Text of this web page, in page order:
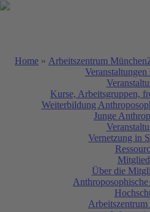
Home » Arbeitszentrum München
Kurse, Arbeitsgruppen,
Weiterbildung
Junge
Vernetzung in
Über die